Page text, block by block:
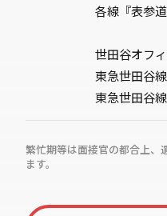
各線『表参
世田谷オフ
東急世田谷
東急世田谷
繁忙期等は面接官の都合上、
ます。